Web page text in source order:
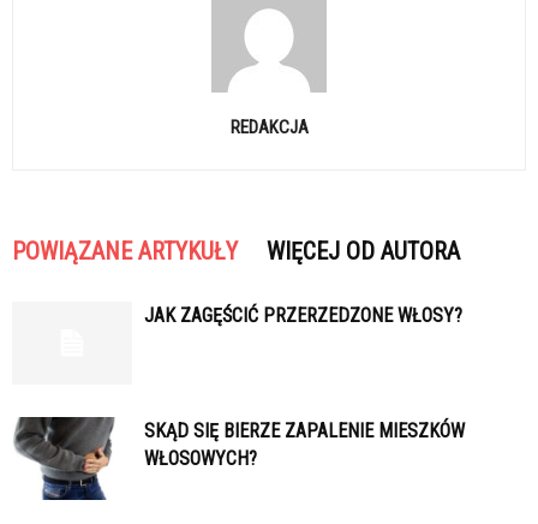
REDAKCJA
POWIĄZANE ARTYKUŁY WIĘCEJ OD AUTORA
JAK ZAGĘŚCIĆ PRZERZEDZONE WŁOSY?
SKĄD SIĘ BIERZE ZAPALENIE MIESZKÓW
WŁOSOWYCH?